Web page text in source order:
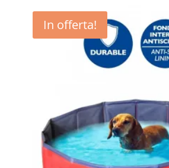
In offerta!